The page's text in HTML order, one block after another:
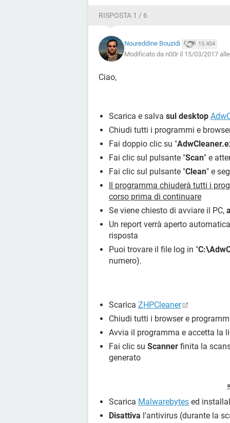
C:\Program Files
C:\Program Files
C:\Program Files
C:\Program Files
C:\Program Files
R1 -
https://www.google.com/
R1 -
=
https://www.google.com/
R0 -
R1 -
https://www.msn.com/fr-fr/
R1 -
=
https://www.bing.com/
R1 -
=
https://www.bing.com/
R0 -
R0 -
C:\Windows\SysWOW64\blank.htm
R1 -
Settings,ProxyOverride = *.local
R0 -
O2 - BHO: Groove GFS Browser
O2 - BHO: URLRedirectionBHO -
RISPOSTA 1 / 6
Noureddine Bouzidi 15.404
Modificato da n00r il 15/03/2017
Ciao,
Scarica e salva sul desktop
Chiudi tutti i programmi e
Fai doppio clic su "
Fai clic sul pulsante "Scan" e
Fai clic sul pulsante "Clean" e
Il programma chiuderà tutti i
corso prima di continuare
Se viene chiesto di avviare il PC,
Un report verrà aperto
risposta
Puoi trovare il file log in "
numero).
Scarica ZHPCleaner
Chiudi tutti i browser e
Avvia il programma e accetta la
Fai clic su Scanner finita la
generato
Scarica Malwarebytes ed
Disattiva l'antivirus (durante la